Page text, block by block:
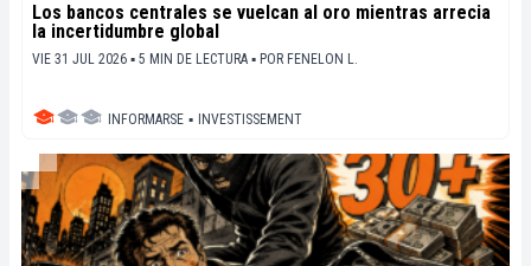
Los bancos centrales se vuelcan al oro mientras arrecia
la incertidumbre global
VIE 31 JUL 2026 ▪ 5 MIN DE LECTURA ▪ POR FENELON L.
INFORMARSE ▪ INVESTISSEMENT